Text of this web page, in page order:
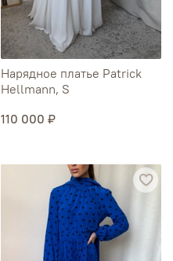
Нарядное платье Patrick
Hellmann, S
110 000 ₽